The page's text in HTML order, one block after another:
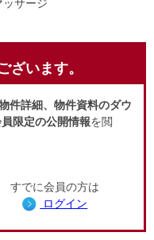
ざいます。
件詳細、物件資料のダウ
限定の公開情報を閲
すでに会員の方は
ログイン